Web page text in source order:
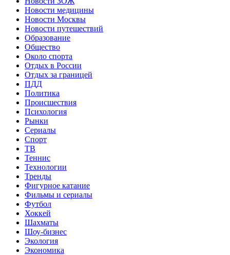
Новости медицины
Новости Москвы
Новости путешествий
Образование
Общество
Около спорта
Отдых в России
Отдых за границей
ПДД
Политика
Происшествия
Психология
Рынки
Сериалы
Спорт
ТВ
Теннис
Технологии
Тренды
Фигурное катание
Фильмы и сериалы
Футбол
Хоккей
Шахматы
Шоу-бизнес
Экология
Экономика